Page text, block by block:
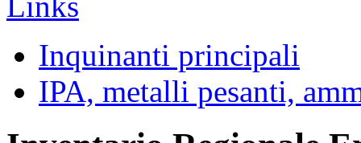
Inquinanti principali
IPA, metalli pesanti,